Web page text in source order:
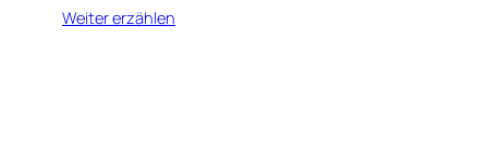
Weiter erzählen